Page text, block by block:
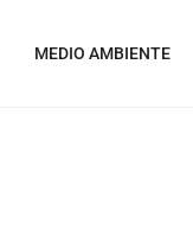
MEDIO AMBIENTE